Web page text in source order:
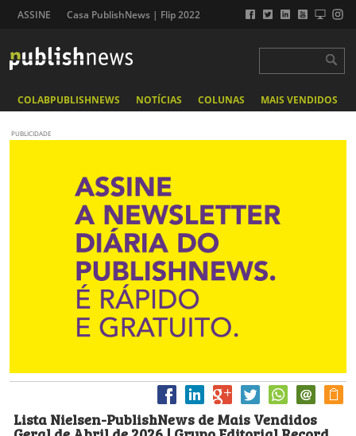
ASSINE Casa PublishNews | Flip 2022
COLABPUBLISHNEWS NOTÍCIAS COLUNAS MAIS VENDIDOS
PUBLICIDADE
Lista Nielsen-PublishNews de Mais Vendidos